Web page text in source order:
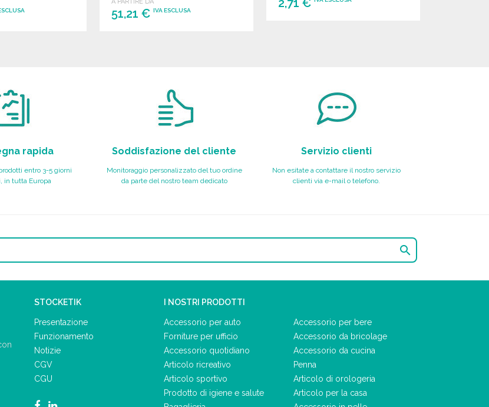
51,21 €IVA ESCLUSA
2,71 €
rapida
entro 3-5 giorni
in tutta Europa
Soddisfazione del cliente
Monitoraggio personalizzato del tuo ordine
da parte del nostro team dedicato
Servizio clienti
Non esitate a contattare il nostro servizio
clienti via e-mail o telefono.

STOCKETIK
Presentazione
Funzionamento
Notizie
CGV
CGU
I NOSTRI PRODOTTI
Accessorio per auto
Forniture per ufficio
Accessorio quotidiano
Articolo ricreativo
Articolo sportivo
Prodotto di igiene e salute
Accessorio per bere
Accessorio da bricolage
Accessorio da cucina
Penna
Articolo di orologeria
Articolo per la casa